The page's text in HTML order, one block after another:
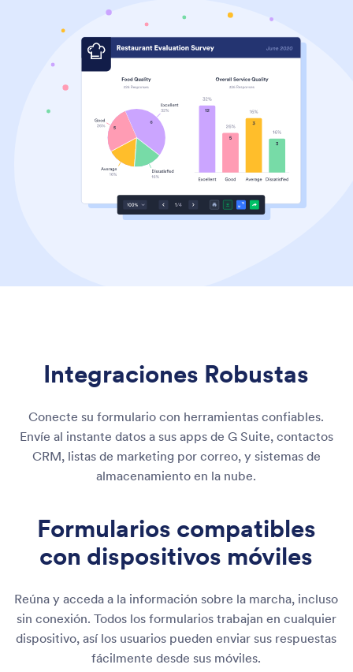
Integraciones Robustas
Conecte su formulario con herramientas confiables.
Envíe al instante datos a sus apps de G Suite, contactos
CRM, listas de marketing por correo, y sistemas de
almacenamiento en la nube.
Formularios compatibles
con dispositivos móviles
Reúna y acceda a la información sobre la marcha, incluso
sin conexión. Todos los formularios trabajan en cualquier
dispositivo, así los usuarios pueden enviar sus respuestas
fácilmente desde sus móviles.